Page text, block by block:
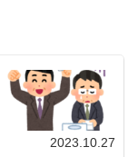
2023.10.27